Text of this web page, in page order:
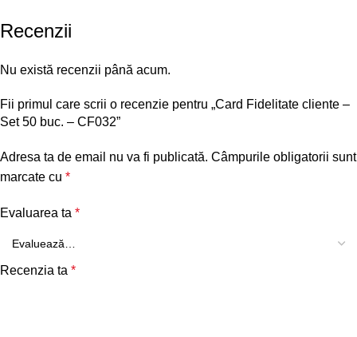
Recenzii
Nu există recenzii până acum.
Fii primul care scrii o recenzie pentru „Card Fidelitate cliente –
Set 50 buc. – CF032”
Adresa ta de email nu va fi publicată. Câmpurile obligatorii sunt
marcate cu *
Evaluarea ta *
Recenzia ta *